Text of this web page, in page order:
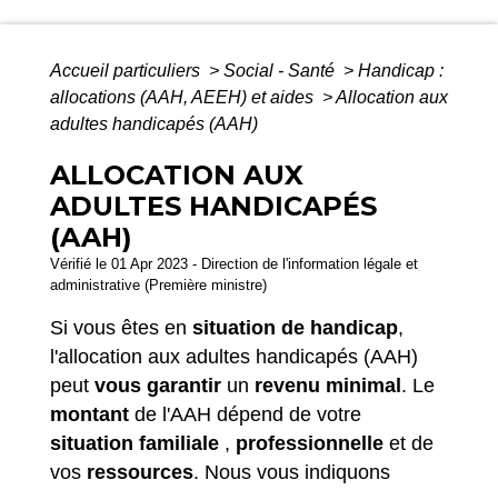
Accueil particuliers > Social - Santé > Handicap :
allocations (AAH, AEEH) et aides >Allocation aux
adultes handicapés (AAH)
ALLOCATION AUX
ADULTES HANDICAPÉS
(AAH)
Vérifié le 01 Apr 2023 - Direction de l'information légale et
administrative (Première ministre)
Si vous êtes en situation de handicap,
l'allocation aux adultes handicapés (AAH)
peut vous garantir un revenu minimal. Le
montant de l'AAH dépend de votre
situation familiale , professionnelle et de
vos ressources. Nous vous indiquons